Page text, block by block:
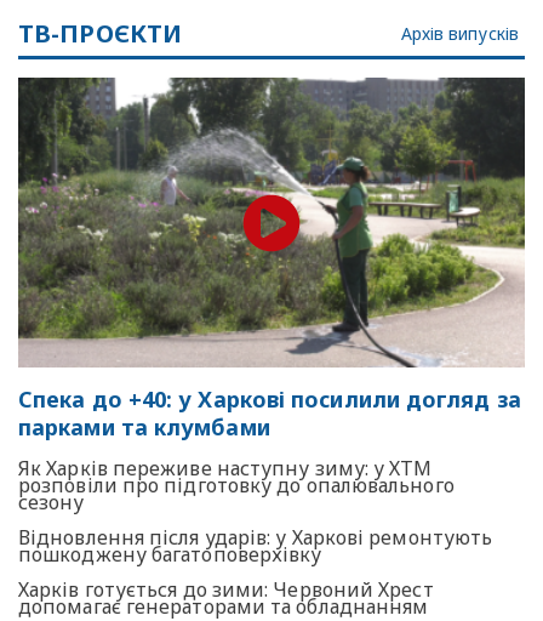
ТВ-ПРОЄКТИ Архів випусків
Спека до +40: у Харкові посилили догляд за
парками та клумбами
Як Харків переживе наступну зиму: у ХТМ
розповіли про підготовку до опалювального
сезону
Відновлення після ударів: у Харкові ремонтують
пошкоджену багатоповерхівку
Харків готується до зими: Червоний Хрест
допомагає генераторами та обладнанням